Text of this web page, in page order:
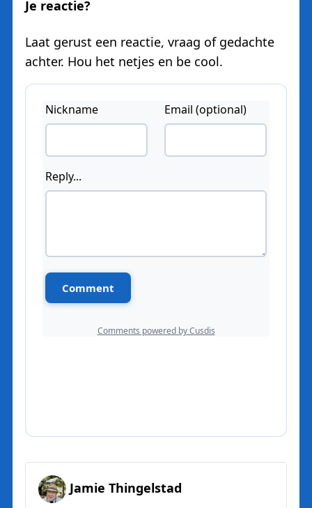
Je reactie?
Laat gerust een reactie, vraag of gedachte
achter. Hou het netjes en be cool.
Jamie Thingelstad